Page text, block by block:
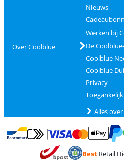
Over Coolblue
Nieuws
Werken bij
De
Coolblue
Coolblue
Privacy
Alles
Betalen met Bancontact
Betalen met MasterCard en Visa
BestRetail